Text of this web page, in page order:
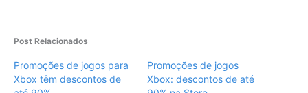
Post Relacionados
Promoções de jogos para
Xbox têm descontos de
Promoções de jogos
Xbox: descontos de até